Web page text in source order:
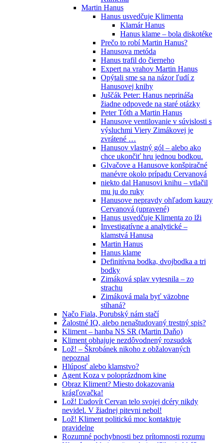
Martin Hanus
Hanus usvedčuje Klimenta
Klamár Hanus
Hanus klame – bola diskotéke
Prečo to robí Martin Hanus?
Hanusova metóda
Hanus trafil do čierneho
Expert na vrahov Martin Hanus
Opýtali sme sa na názor ľudí z
Hanusovej knihy
Juščák Peter: Hanus neprináša
žiadne odpovede na staré otázky
Peter Tóth a Martin Hanus
Hanusove ventilovanie v súvislosti s
výsluchmi Viery Zimákovej je
zvrátené …
Hanusov vlastný gól – alebo ako
chce ukončiť hru jednou bodkou.
Glvačove a Hanusove konšpiračné
manévre okolo prípadu Cervanová
niekto dal Hanusovi knihu – vtlačil
mu ju do ruky
Hanusove nepravdy ohľadom kauzy
Cervanová (upravené)
Hanus usvedčuje Klimenta zo lži
Investigatívne a analytické –
klamstvá Hanusa
Martin Hanus
Hanus klame
Definitívna bodka, dvojbodka a tri
bodky
Zimáková splav vytesnila – zo
strachu
Zimáková mala byť väzobne
stíhaná?
Načo Fiala, Porubský nám stačí
Žalostné IQ, alebo nenaštudovaný trestný spis?
Kliment – hanba NS SR (Martin Daňo)
Kliment obhajuje nezdôvodnený rozsudok
Lož! – Škrobánek nikoho z obžalovaných
nepoznal
Hlúposť alebo klamstvo?
Agent Koza v poloprázdnom kine
Obraz Kliment? Miesto dokazovania
krágľovačka!
Lož! Ľudovít Cervan telo svojej dcéry nikdy
nevidel. V žiadnej pitevni nebol!
Lož! Kliment politickú moc kontaktuje
pravidelne
Rozumné pochybnosti bez prítomnosti rozumu